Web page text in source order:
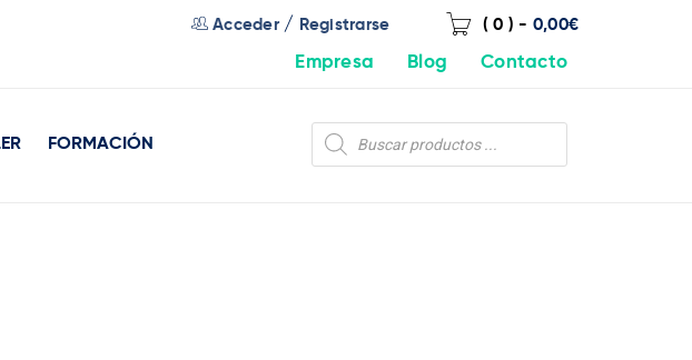
( 0 ) - 0,00€
Acceder/ Registrarse
Empresa Blog Contacto
FORMACIÓN